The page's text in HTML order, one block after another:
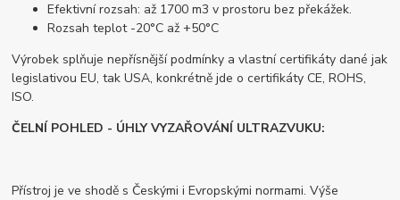
Efektivní rozsah: až 1700 m3 v prostoru bez překážek.
Rozsah teplot -20°C až +50°C
Výrobek splňuje nepřísnější podmínky a vlastní certifikáty dané jak
legislativou EU, tak USA, konkrétně jde o certifikáty CE, ROHS,
ISO.
ČELNÍ POHLED - ÚHLY VYZAŘOVÁNÍ ULTRAZVUKU:
Přístroj je ve shodě s Českými i Evropskými normami. Výše